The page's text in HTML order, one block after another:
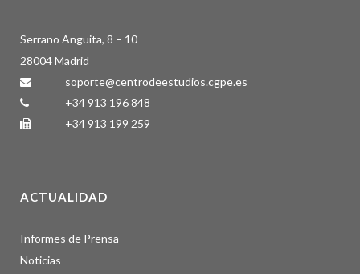
Serrano Anguita, 8 – 10
28004 Madrid
soporte@centrodeestudios.cgpe.es
+34 913 196 848
+34 913 199 259
ACTUALIDAD
Informes de Prensa
Noticias